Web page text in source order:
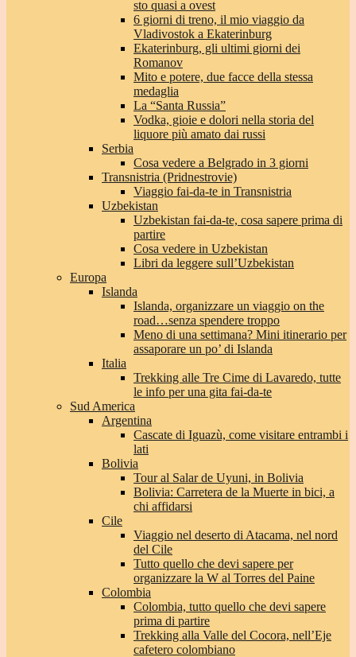
sto quasi a ovest
6 giorni di treno, il mio viaggio da
Vladivostok a Ekaterinburg
Ekaterinburg, gli ultimi giorni dei
Romanov
Mito e potere, due facce della stessa
medaglia
La “Santa Russia”
Vodka, gioie e dolori nella storia del
liquore più amato dai russi
Serbia
Cosa vedere a Belgrado in 3 giorni
Transnistria (Pridnestrovie)
Viaggio fai-da-te in Transnistria
Uzbekistan
Uzbekistan fai-da-te, cosa sapere prima di
partire
Cosa vedere in Uzbekistan
Libri da leggere sull’Uzbekistan
Europa
Islanda
Islanda, organizzare un viaggio on the
road…senza spendere troppo
Meno di una settimana? Mini itinerario per
assaporare un po’ di Islanda
Italia
Trekking alle Tre Cime di Lavaredo, tutte
le info per una gita fai-da-te
Sud America
Argentina
Cascate di Iguazù, come visitare entrambi i
lati
Bolivia
Tour al Salar de Uyuni, in Bolivia
Bolivia: Carretera de la Muerte in bici, a
chi affidarsi
Cile
Viaggio nel deserto di Atacama, nel nord
del Cile
Tutto quello che devi sapere per
organizzare la W al Torres del Paine
Colombia
Colombia, tutto quello che devi sapere
prima di partire
Trekking alla Valle del Cocora, nell’Eje
cafetero colombiano